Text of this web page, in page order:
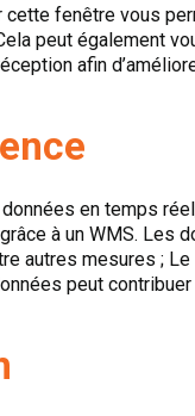
cette fenêtre vous
peut également
afin
données en temps
à un WMS. Les
autres mesures ;
peut